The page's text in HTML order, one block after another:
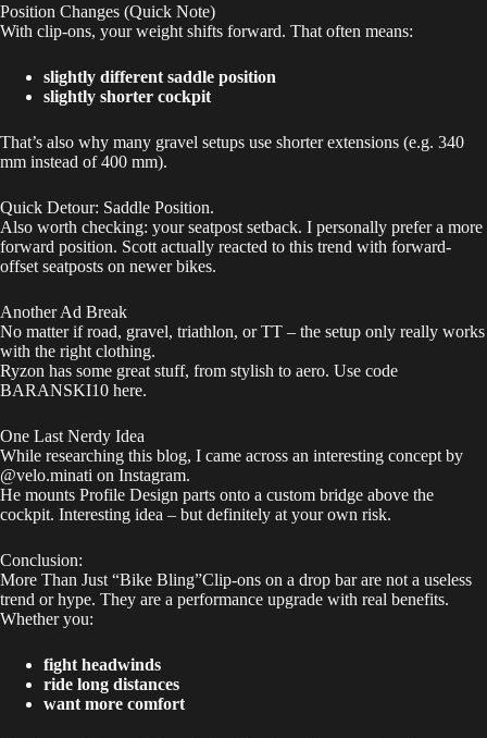
Position Changes (Quick Note)
With clip-ons, your weight shifts forward. That often means:
slightly different saddle position
slightly shorter cockpit
That’s also why many gravel setups use shorter extensions (e.g. 340
mm instead of 400 mm).
Quick Detour: Saddle Position.
Also worth checking: your seatpost setback. I personally prefer a more
forward position. Scott actually reacted to this trend with forward-
offset seatposts on newer bikes.
Another Ad Break
No matter if road, gravel, triathlon, or TT – the setup only really works
with the right clothing.
Ryzon has some great stuff, from stylish to aero. Use code
BARANSKI10 here.
One Last Nerdy Idea
While researching this blog, I came across an interesting concept by
@velo.minati on Instagram.
He mounts Profile Design parts onto a custom bridge above the
cockpit. Interesting idea – but definitely at your own risk.
Conclusion:
More Than Just “Bike Bling”Clip-ons on a drop bar are not a useless
trend or hype. They are a performance upgrade with real benefits.
Whether you:
fight headwinds
ride long distances
want more comfort